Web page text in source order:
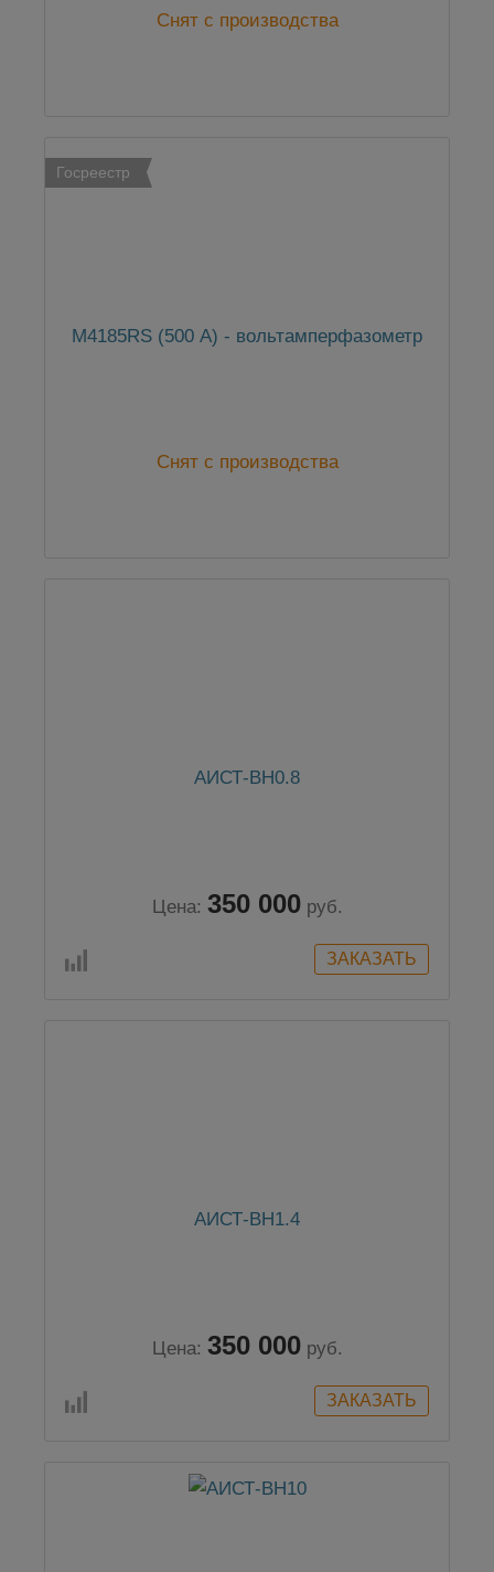
Снят с производства
Госреестр
М4185RS (500 А) - вольтамперфазометр
Снят с производства
АИСТ-ВН0.8
Цена: 350 000 руб.
АИСТ-ВН1.4
Цена: 350 000 руб.